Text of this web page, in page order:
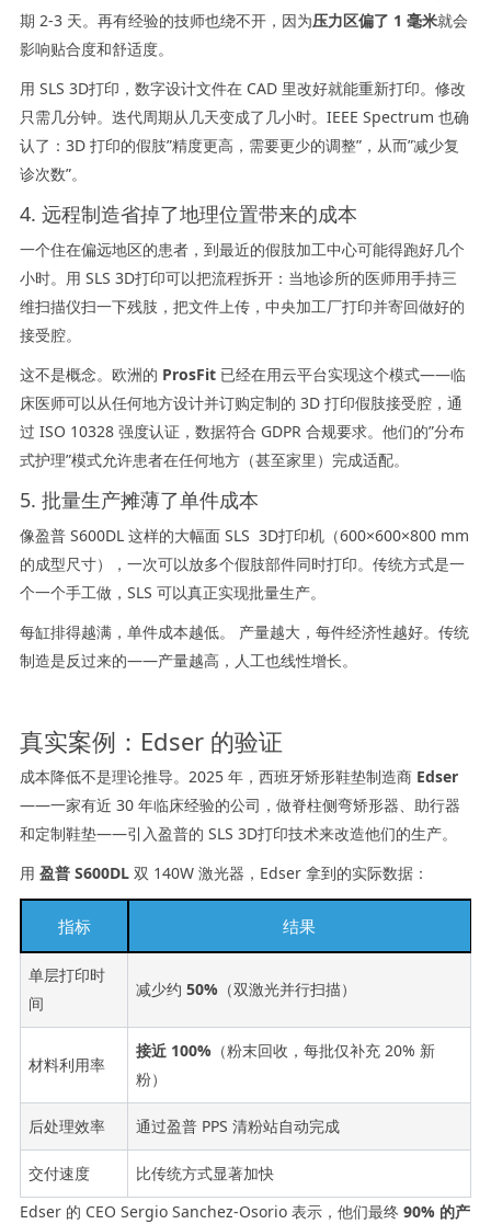
期 2-3 天。再有经验的技师也绕不开，因为压力区偏了 1 毫米就会
影响贴合度和舒适度。
用 SLS 3D打印，数字设计文件在 CAD 里改好就能重新打印。修改
只需几分钟。迭代周期从几天变成了几小时。IEEE Spectrum 也确
认了：3D 打印的假肢”精度更高，需要更少的调整”，从而”减少复
诊次数”。
4. 远程制造省掉了地理位置带来的成本
一个住在偏远地区的患者，到最近的假肢加工中心可能得跑好几个
小时。用 SLS 3D打印可以把流程拆开：当地诊所的医师用手持三
维扫描仪扫一下残肢，把文件上传，中央加工厂打印并寄回做好的
接受腔。
这不是概念。欧洲的 ProsFit已经在用云平台实现这个模式——临
床医师可以从任何地方设计并订购定制的 3D 打印假肢接受腔，通
过 ISO 10328 强度认证，数据符合 GDPR 合规要求。他们的”分布
式护理”模式允许患者在任何地方（甚至家里）完成适配。
5. 批量生产摊薄了单件成本
像盈普 S600DL 这样的大幅面 SLS 3D打印机（600×600×800 mm
的成型尺寸），一次可以放多个假肢部件同时打印。传统方式是一
个一个手工做，SLS 可以真正实现批量生产。
每缸排得越满，单件成本越低。 产量越大，每件经济性越好。传统
制造是反过来的——产量越高，人工也线性增长。
真实案例：Edser 的验证
成本降低不是理论推导。2025 年，西班牙矫形鞋垫制造商 Edser
——一家有近 30 年临床经验的公司，做脊柱侧弯矫形器、助行器
和定制鞋垫——引入盈普的 SLS 3D打印技术来改造他们的生产。
用 盈普 S600DL双 140W 激光器，Edser 拿到的实际数据：
指标 结果
单层打印时
间
减少约 50%（双激光并行扫描）
材料利用率
接近 100%（粉末回收，每批仅补充 20% 新
粉）
后处理效率 通过盈普 PPS 清粉站自动完成
交付速度
比传统方式显著加快
Edser 的 CEO Sergio Sanchez-Osorio 表示，他们最终 90% 的产